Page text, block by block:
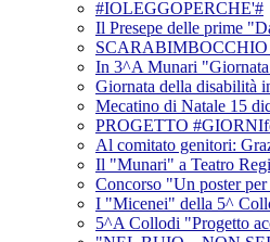
#IOLEGGOPERCHE'#
Il Presepe delle prime
SCARABIMBOCCHIO
In 3^A Munari
Giornata della disabilità
Mecatino di Natale 15
PROGETTO
Al comitato genitori:
Il "Munari" a Teatro
Concorso "Un poster
I "Micenei" della 5^
5^A Collodi "Progetto